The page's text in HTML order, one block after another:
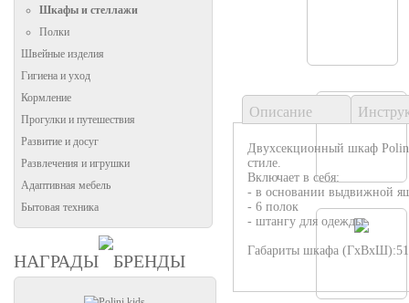
Шкафы и стеллажи
Полки
Швейные изделия
Гигиена и уход
Кормление
Прогулки и путешествия
Развитие и досуг
Развлечения и игрушки
Адаптивная мебель
Бытовая техника
НАГРАДЫ БРЕНДЫ
Описание
Двухсекционный шкаф
стиле.
Включает в себя:
- в основании выдвижной
- 6 полок
- штангу для одежды
Габариты шкафа